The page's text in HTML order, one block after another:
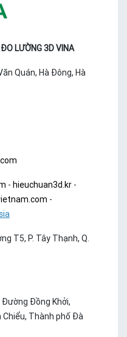
LƯỜNG 3D VINA
Quán, Hà Đông, Hà
- hieuchuan3d.kr-
-
T5, P. Tây Thạnh, Q.
Đường Đồng Khởi,
Chiểu, Thành phố Đà